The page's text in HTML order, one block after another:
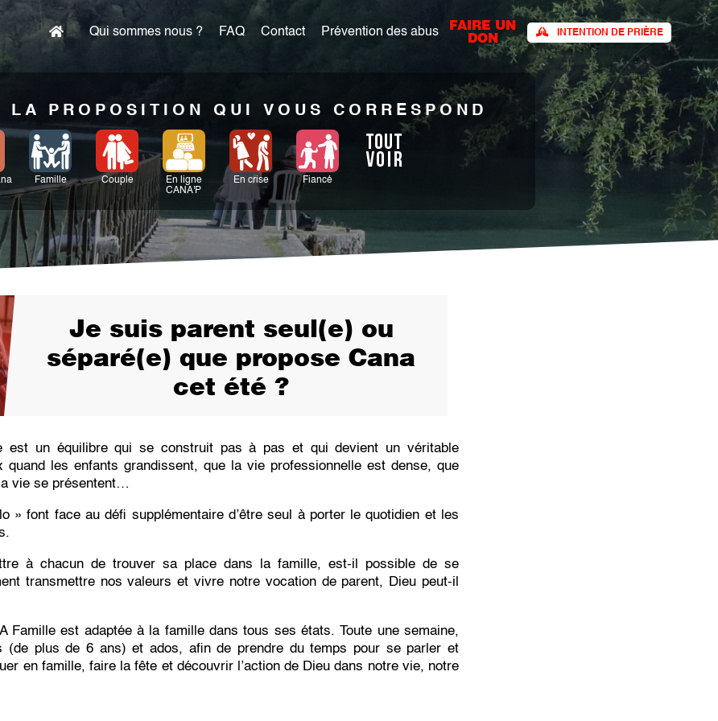
Qui sommes nous ? FAQ Contact Prévention des abus​
FAIRE UN
DON
INTENTION DE PRIÈRE
LA PROPOSITION QUI VOUS CORRESPOND
Famille Couple
En ligne
CANA'P
En crise Fiancé
Je suis parent seul(e) ou
séparé(e) que propose Cana
cet été ?
est un équilibre qui se construit pas à pas et qui devient un véritable
quand les enfants grandissent, que la vie professionnelle est dense, que
vie se présentent…
» font face au défi supplémentaire d’être seul à porter le quotidien et les
à chacun de trouver sa place dans la famille, est-il possible de se
transmettre nos valeurs et vivre notre vocation de parent, Dieu peut-il
Famille est adaptée à la famille dans tous ses états. Toute une semaine,
(de plus de 6 ans) et ados, afin de prendre du temps pour se parler et
en famille, faire la fête et découvrir l’action de Dieu dans notre vie, notre